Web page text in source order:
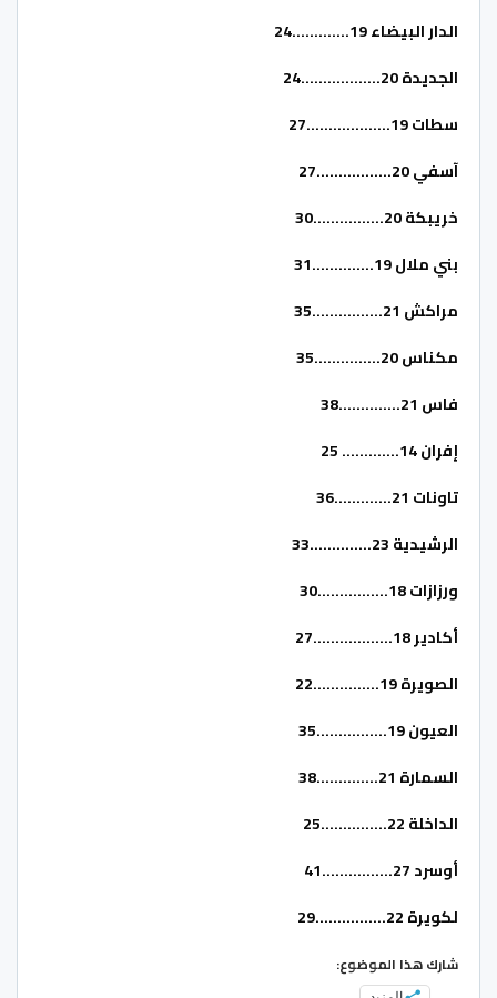
الدار البيضاء 19………….24
الجديدة 20………………24
سطات 19……………….27
آسفي 20……………..27
خريبكة 20…………….30
بني ملال 19…………..31
مراكش 21…………….35
مكناس 20……………35
فاس 21…………..38
إفران 14…………. 25
تاونات 21………….36
الرشيدية 23…………..33
ورزازات 18…………….30
أكادير 18………………27
الصويرة 19……………22
العيون 19…………….35
السمارة 21…………..38
الداخلة 22……………25
أوسرد 27…………….41
لكويرة 22…………….29
شارك هذا الموضوع: